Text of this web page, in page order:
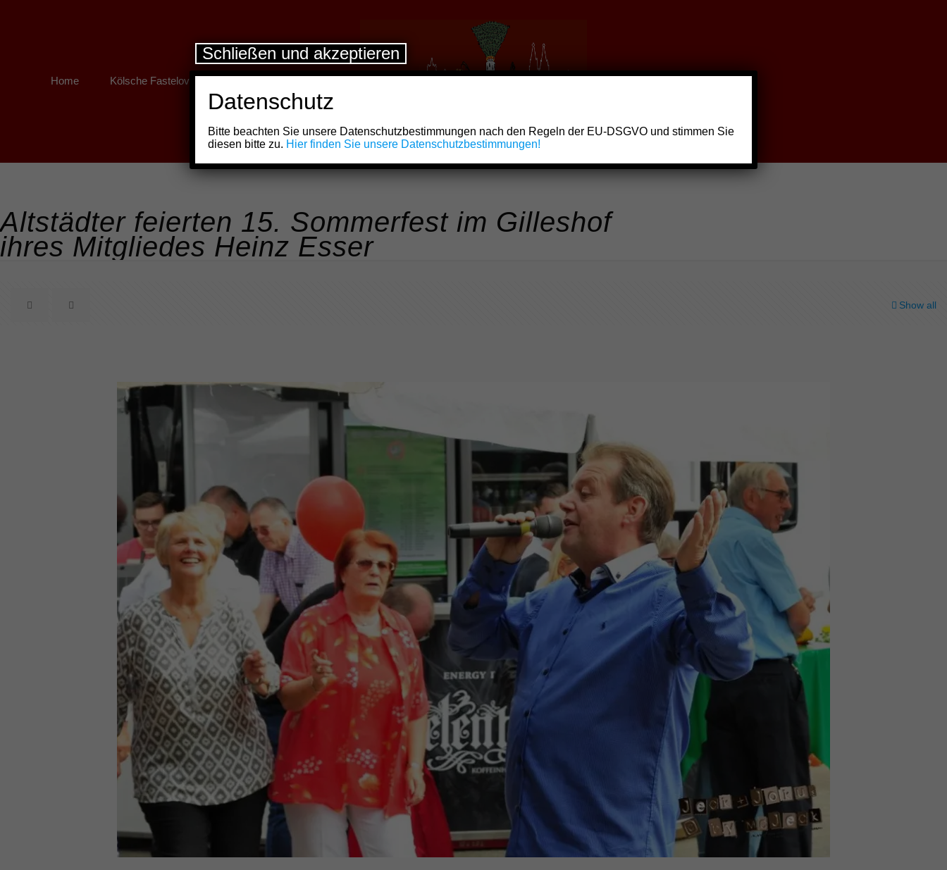
Home Kölsche Fastelovend
Altstädter feierten 15. Sommerfest im Gilleshof
ihres Mitgliedes Heinz Esser
Show all
Datenschutz
Bitte beachten Sie unsere Datenschutzbestimmungen nach den Regeln der EU-DSGVO und stimmen Sie
diesen bitte zu. Hier finden Sie unsere Datenschutzbestimmungen!
Schließen und akzeptieren